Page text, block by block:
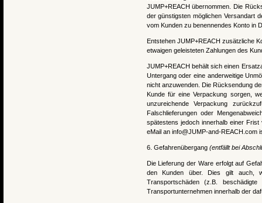
JUMP+REACH übernommen. Die
der günstigsten möglichen Versandart
vom Kunden zu benennendes Konto in
Entstehen JUMP+REACH zusätzliche
etwaigen geleisteten Zahlungen des
JUMP+REACH behält sich einen
Untergang oder eine anderweitige
nicht anzuwenden. Die Rücksendung
Kunde für eine Verpackung sorgen,
unzureichende Verpackung
Falschlieferungen oder
spätestens jedoch innerhalb einer
eMail an info@JUMP-and-REACH.com
6. Gefahrenübergang (entfällt bei
Die Lieferung der Ware erfolgt auf
den Kunden über. Dies gilt auch,
Transportschäden (z.B.
Transportunternehmen innerhalb der